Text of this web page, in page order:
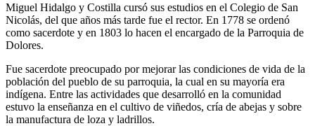
Miguel Hidalgo y Costilla cursó sus estudios en el Colegio de San
Nicolás, del que años más tarde fue el rector. En 1778 se ordenó
como sacerdote y en 1803 lo hacen el encargado de la Parroquia de
Dolores.
Fue sacerdote preocupado por mejorar las condiciones de vida de la
población del pueblo de su parroquia, la cual en su mayoría era
indígena. Entre las actividades que desarrolló en la comunidad
estuvo la enseñanza en el cultivo de viñedos, cría de abejas y sobre
la manufactura de loza y ladrillos.